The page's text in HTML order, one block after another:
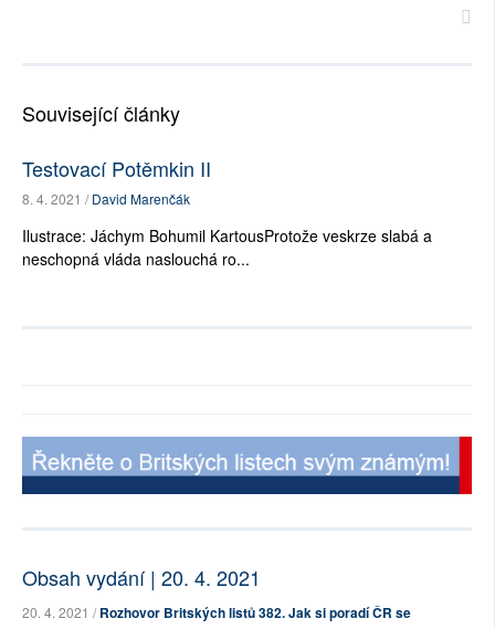
Související články
Testovací Potěmkin II
8. 4. 2021 /David Marenčák
Ilustrace: Jáchym Bohumil KartousProtože veskrze slabá a
neschopná vláda naslouchá ro...
Obsah vydání | 20. 4. 2021
20. 4. 2021 /Rozhovor Britských listů 382. Jak si poradí ČR se